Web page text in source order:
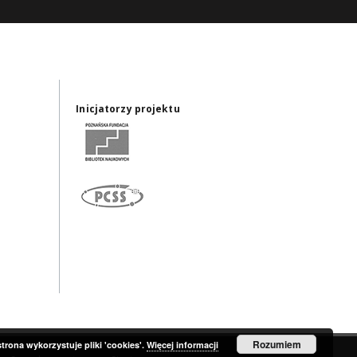
Inicjatorzy projektu
wykorzystuje pliki 'cookies'. Więcej informacji Rozumiem